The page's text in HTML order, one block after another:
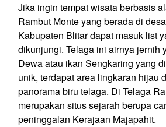
Jika ingin tempat wisata berbasis
Rambut Monte yang berada di
Kabupaten Blitar dapat masuk list
dikunjungi. Telaga ini airnya jernih
Dewa atau ikan Sengkaring yang
unik, terdapat area lingkaran hijau
panorama biru telaga. Di Telaga
merupakan situs sejarah berupa
peninggalan Kerajaan Majapahit.